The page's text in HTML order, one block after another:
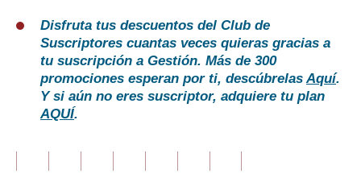
Disfruta tus descuentos del Club de
Suscriptores cuantas veces quieras gracias a
tu suscripción a Gestión. Más de 300
promociones esperan por ti, descúbrelasAquí.
Y si aún no eres suscriptor, adquiere tu plan
AQUÍ.